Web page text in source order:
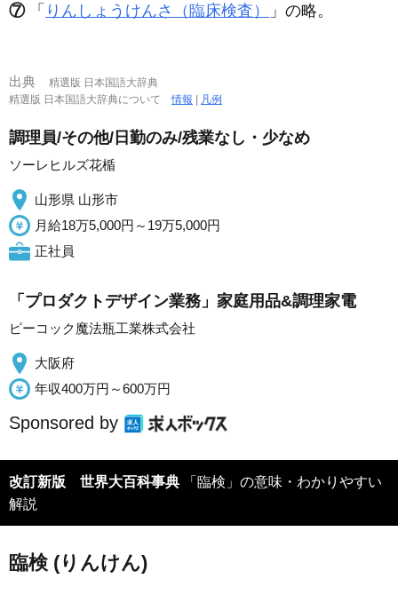
⑦「 りんしょうけんさ（臨床検査） 」の略。
出典
精選版 日本国語大辞典
精選版 日本国語大辞典について情報 凡例
調理員/その他/日勤のみ/残業なし・少なめ
ソーレヒルズ花楯
山形県 山形市
月給18万5,000円～19万5,000円
正社員
「プロダクトデザイン業務」家庭用品&調理家電
ピーコック魔法瓶工業株式会社
大阪府
年収400万円～600万円
Sponsored by
改訂新版 世界大百科事典
解説
臨検 (りんけん)